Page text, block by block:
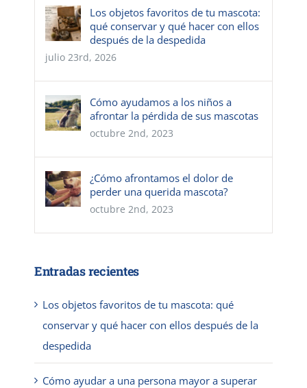
Los objetos favoritos de tu mascota:
qué conservar y qué hacer con ellos
después de la despedida
julio 23rd, 2026
Cómo ayudamos a los niños a
afrontar la pérdida de sus mascotas
octubre 2nd, 2023
¿Cómo afrontamos el dolor de
perder una querida mascota?
octubre 2nd, 2023
Entradas recientes
Los objetos favoritos de tu mascota: qué
conservar y qué hacer con ellos después de la
despedida
Cómo ayudar a una persona mayor a superar